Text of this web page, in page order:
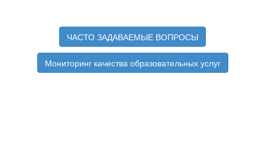
ЧАСТО ЗАДАВАЕМЫЕ ВОПРОСЫ
Мониторинг качества образовательных услуг